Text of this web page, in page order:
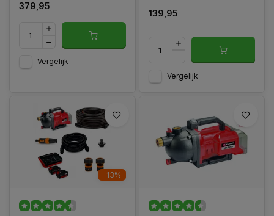
379,95
Vergelijk
139,95
Vergelijk
-13%